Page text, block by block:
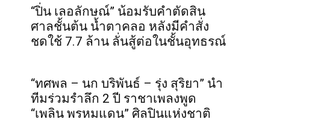
“ปิ่น เลอลักษณ์” น้อมรับคำตัดสิน
ศาลชั้นต้น น้ำตาคลอ หลังมีคำสั่ง
ชดใช้ 7.7 ล้าน ลั่นสู้ต่อในชั้นอุทธรณ์
“ทศพล – นก บริพันธ์ – รุ่ง สุริยา” นำ
ทีมร่วมรำลึก 2 ปี ราชาเพลงพูด
“เพลิน พรหมแดน” ศิลปินแห่งชาติ